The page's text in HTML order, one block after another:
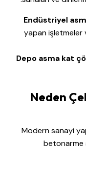
Endüstriyel
yapan işletmeler
Depo asma kat
Neden
Modern sanayi
betonarme